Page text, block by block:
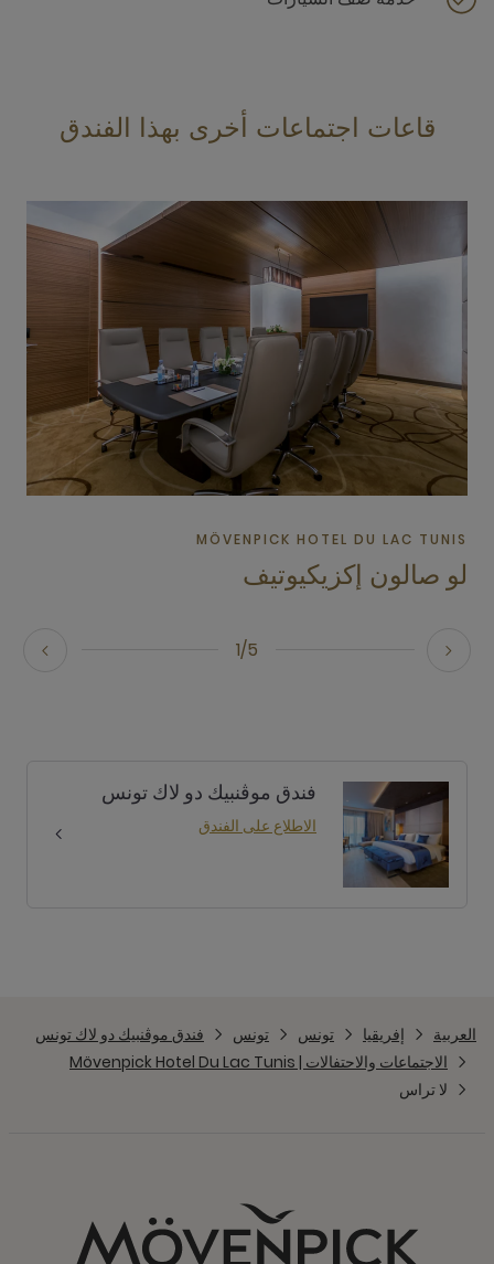
قاعات اجتماعات أخرى بهذا الفندق
1/5
MÖVENPICK HOTEL DU LAC TUNIS
لو صالون إكزيكيوتيف
فندق موڤنبيك دو لاك تونس
الاطلاع على الفندق
العربية إفريقيا تونس تونس
فندق موڤنبيك دو لاك تونس
الاجتماعات والاحتفالات | Mövenpick Hotel Du Lac Tunis
لا تراس